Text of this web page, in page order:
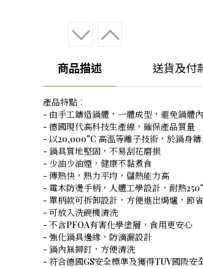
商品描述 送貨及付
產品特點︰
- 由手工鑄造鍋體，一體成型，避免鍋體
- 德國現代高科技生產線，確保產品質量
- 以20,000°C 高溫等離子技術，於鍋身
- 鍋具質地堅固，不易刮花磨損
- 少油少油煙，健康不黏煮食
- 傳熱快，熱力平均，儲熱能力高
- 電木防燙手柄，人體工學設計，耐熱
- 單柄款可拆卸設計，方便進出焗爐，節
- 可放入洗碗機清洗
- 不含PFOA有害化學塗層，食用更安心
- 強化鍋具邊緣，防滴漏設計
- 鍋內無鉚釘，方便清洗
- 符合德國GS安全標準及獲得TUV國際安